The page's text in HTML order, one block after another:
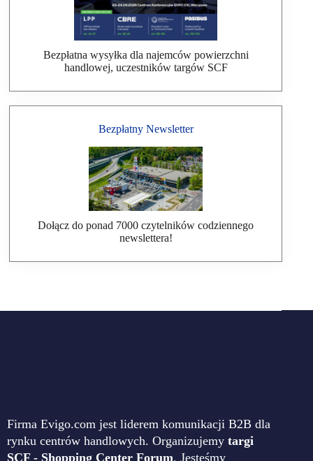
Bezpłatna wysyłka dla najemców powierzchni
handlowej, uczestników targów SCF
Bezpłatny Newsletter
Dołącz do ponad 7000 czytelników codziennego
newslettera!
Firma Evigo.com jest liderem komunikacji B2B dla
rynku centrów handlowych. Organizujemy targi
SCF - Shopping Center Forum. Jesteśmy